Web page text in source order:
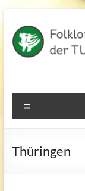
Inhalt
springen
"Thea
Maass"
der
Thüringen